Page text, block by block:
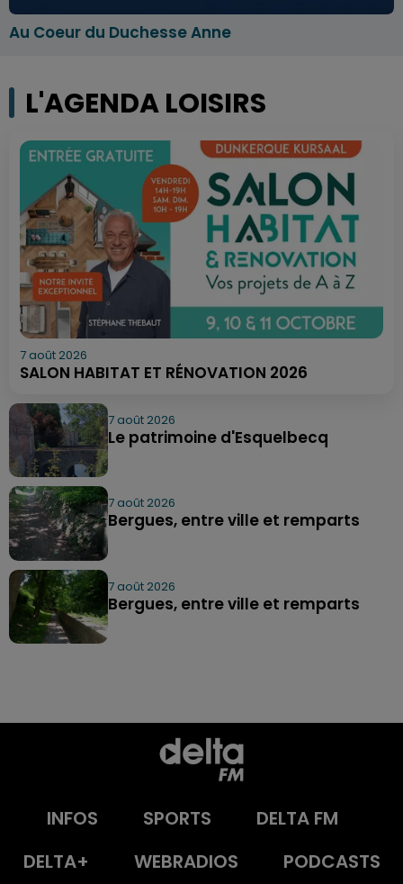
Au Coeur du Duchesse Anne
L'AGENDA LOISIRS
7 août 2026
SALON HABITAT ET RÉNOVATION 2026
7 août 2026
Le patrimoine d'Esquelbecq
7 août 2026
Bergues, entre ville et remparts
7 août 2026
Bergues, entre ville et remparts
INFOS SPORTS
DELTA FM
DELTA+
WEBRADIOS PODCASTS